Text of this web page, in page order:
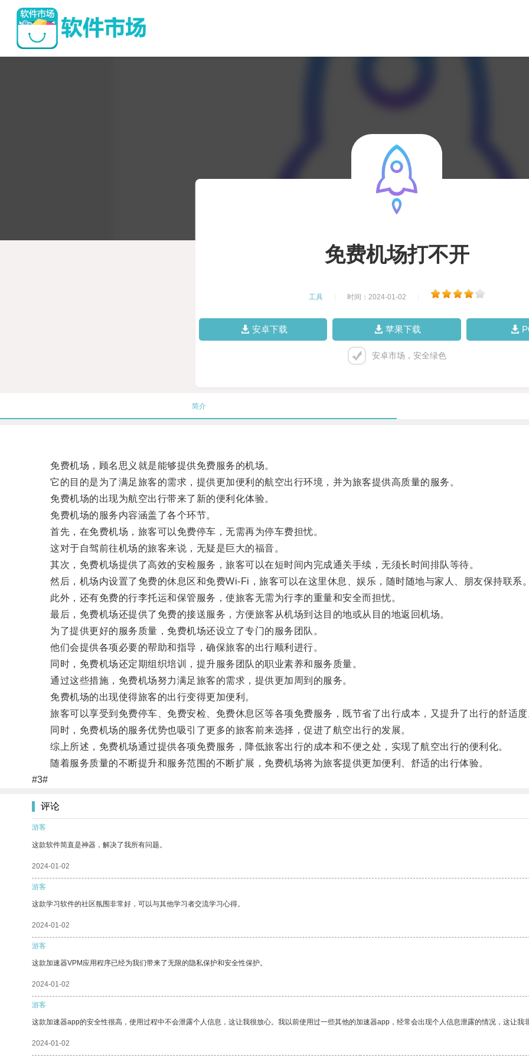
免费机场打不开
工具 时间：2024-01-02
安卓下载 苹果下载
安卓市场，安全绿色
简介
免费机场，顾名思义就是能够提供免费服务的机场。
它的目的是为了满足旅客的需求，提供更加便利的航空出行环境，并为旅客提供高质量的服务。
免费机场的出现为航空出行带来了新的便利化体验。
免费机场的服务内容涵盖了各个环节。
首先，在免费机场，旅客可以免费停车，无需再为停车费担忧。
这对于自驾前往机场的旅客来说，无疑是巨大的福音。
其次，免费机场提供了高效的安检服务，旅客可以在短时间内完成通关手续，无须长时间排队等待。
然后，机场内设置了免费的休息区和免费Wi-Fi，旅客可以在这里休息、娱乐，随时随地与家人、朋友保持联系。
此外，还有免费的行李托运和保管服务，使旅客无需为行李的重量和安全而担忧。
最后，免费机场还提供了免费的接送服务，方便旅客从机场到达目的地或从目的地返回机场。
为了提供更好的服务质量，免费机场还设立了专门的服务团队。
他们会提供各项必要的帮助和指导，确保旅客的出行顺利进行。
同时，免费机场还定期组织培训，提升服务团队的职业素养和服务质量。
通过这些措施，免费机场努力满足旅客的需求，提供更加周到的服务。
免费机场的出现使得旅客的出行变得更加便利。
旅客可以享受到免费停车、免费安检、免费休息区等各项免费服务，既节省了出行成本，又提升了出行的舒适度
同时，免费机场的服务优势也吸引了更多的旅客前来选择，促进了航空出行的发展。
综上所述，免费机场通过提供各项免费服务，降低旅客出行的成本和不便之处，实现了航空出行的便利化。
随着服务质量的不断提升和服务范围的不断扩展，免费机场将为旅客提供更加便利、舒适的出行体验。
#3#
评论
游客
这款软件简直是神器，解决了我所有问题。
2024-01-02
游客
这款学习软件的社区氛围非常好，可以与其他学习者交流学习心得。
2024-01-02
游客
这款加速器VPM应用程序已经为我们带来了无限的隐私保护和安全性保护。
2024-01-02
游客
这款加速器app的安全性很高，使用过程中不会泄露个人信息，这让我很放心。我以前使用过一些其他的加速器app，经常会出现个人信息泄露的情况，这让我
2024-01-02